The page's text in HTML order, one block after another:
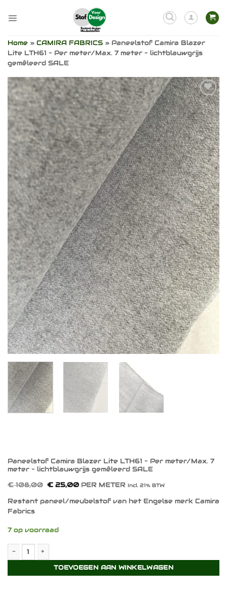
naar
Home » CAMIRA FABRICS » Paneelstof Camira Blazer
Lite LTH61 – Per meter/Max. 7 meter – lichtblauwgrijs
gemêleerd SALE
Toevoegen
aan
verlanglijst
Paneelstof Camira Blazer Lite LTH61 – Per meter/Max. 7
meter – lichtblauwgrijs gemêleerd SALE
€108,00 Oorspronkelijke
€ 108,00.
€25,00Huidige
is:
€ 25,00.
PER METER Incl. 21% BTW
Restant paneel/meubelstof van het Engelse merk Camira
Fabrics
7 op voorraad
Paneelstof Camira Blazer Lite LTH61 - Per meter/Max. 7
TOEVOEGEN AAN WINKELWAGEN